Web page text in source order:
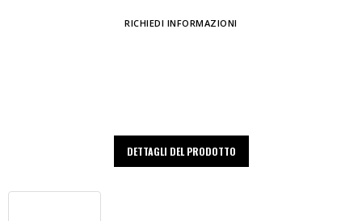
RICHIEDI INFORMAZIONI
DETTAGLI DEL PRODOTTO